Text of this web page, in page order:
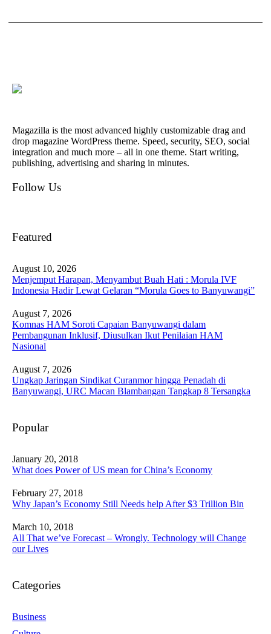
Magazilla is the most advanced highly customizable drag and
drop magazine WordPress theme. Speed, security, SEO, social
integration and much more – all in one theme. Start writing,
publishing, advertising and sharing in minutes.
Follow Us
Featured
August 10, 2026
Menjemput Harapan, Menyambut Buah Hati : Morula IVF
Indonesia Hadir Lewat Gelaran “Morula Goes to Banyuwangi”
August 7, 2026
Komnas HAM Soroti Capaian Banyuwangi dalam
Pembangunan Inklusif, Diusulkan Ikut Penilaian HAM
Nasional
August 7, 2026
Ungkap Jaringan Sindikat Curanmor hingga Penadah di
Banyuwangi, URC Macan Blambangan Tangkap 8 Tersangka
Popular
January 20, 2018
What does Power of US mean for China’s Economy
February 27, 2018
Why Japan’s Economy Still Needs help After $3 Trillion Bin
March 10, 2018
All That we’ve Forecast – Wrongly. Technology will Change
our Lives
Categories
Business